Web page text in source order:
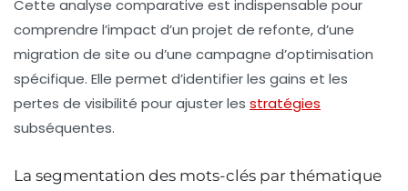
Cette analyse comparative est indispensable pour
comprendre l’impact d’un projet de refonte, d’une
migration de site ou d’une campagne d’optimisation
spécifique. Elle permet d’identifier les gains et les
pertes de visibilité pour ajuster les stratégies
subséquentes.
La segmentation des mots-clés par thématique